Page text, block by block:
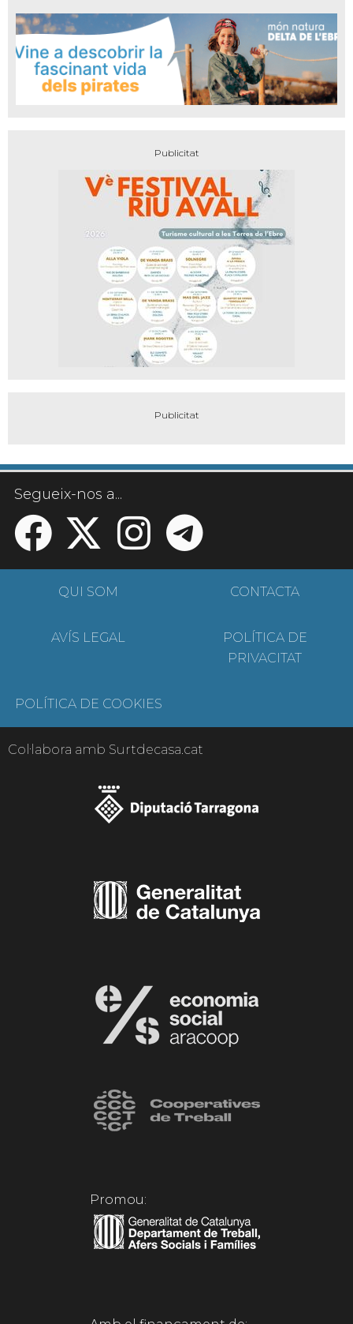
Segueix-nos a...
QUI SOM CONTACTA
AVÍS LEGAL
POLÍTICA DE
PRIVACITAT
POLÍTICA DE COOKIES
Col·labora amb Surtdecasa.cat
Promou: